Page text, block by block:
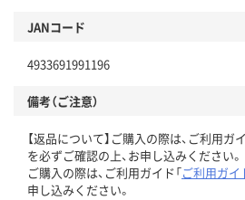
JANコード
4933691991196
備考（ご注意）
【返品について】ご購入の際は、ご利用ガ
を必ずご確認の上、お申し込みください。
ご購入の際は、ご利用ガイド「ご利用ガイ
申し込みください。